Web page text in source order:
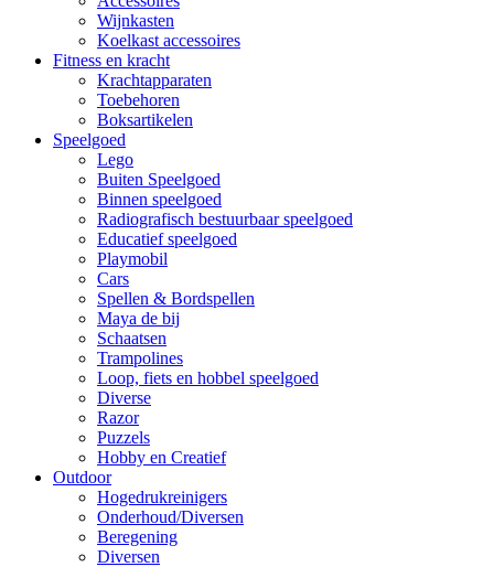
Wijnkasten
Koelkast accessoires
Fitness en kracht
Krachtapparaten
Toebehoren
Boksartikelen
Speelgoed
Lego
Buiten Speelgoed
Binnen speelgoed
Radiografisch bestuurbaar speelgoed
Educatief speelgoed
Playmobil
Cars
Spellen & Bordspellen
Maya de bij
Schaatsen
Trampolines
Loop, fiets en hobbel speelgoed
Diverse
Razor
Puzzels
Hobby en Creatief
Outdoor
Hogedrukreinigers
Onderhoud/Diversen
Beregening
Diversen